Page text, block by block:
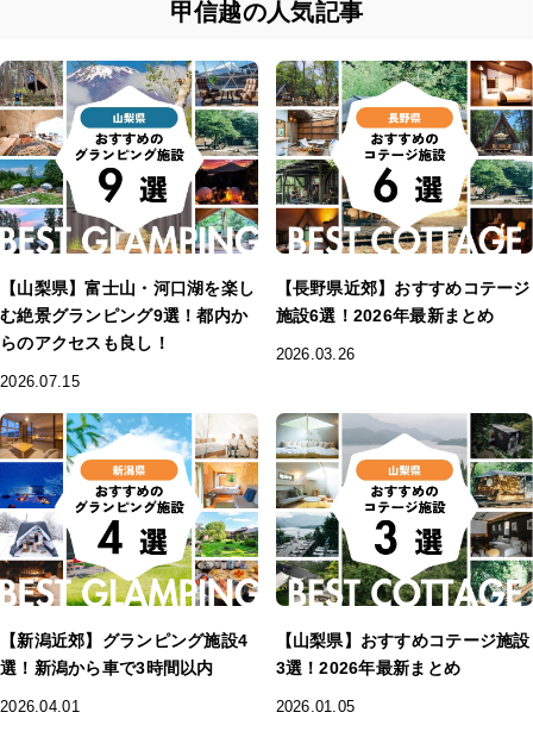
甲信越の人気記事
【山梨県】富士山・河口湖を楽し
む絶景グランピング9選！都内か
らのアクセスも良し！
2026.07.15
【長野県近郊】おすすめコテージ
施設6選！2026年最新まとめ
2026.03.26
【新潟近郊】グランピング施設4
選！新潟から車で3時間以内
2026.04.01
【山梨県】おすすめコテージ施設
3選！2026年最新まとめ
2026.01.05